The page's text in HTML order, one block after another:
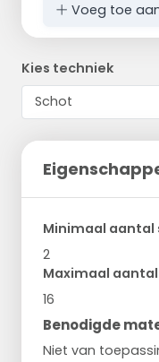
Voeg toe
Kies techniek
Minimaal aantal
2
Maximaal
16
Benodigde
Niet van